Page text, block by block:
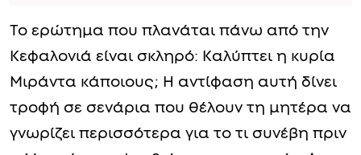
Το ερώτημα που πλανάται πάνω από την
Κεφαλονιά είναι σκληρό: Καλύπτει η κυρία
Μιράντα κάποιους; Η αντίφαση αυτή δίνει
τροφή σε σενάρια που θέλουν τη μητέρα να
γνωρίζει περισσότερα για το τι συνέβη πριν